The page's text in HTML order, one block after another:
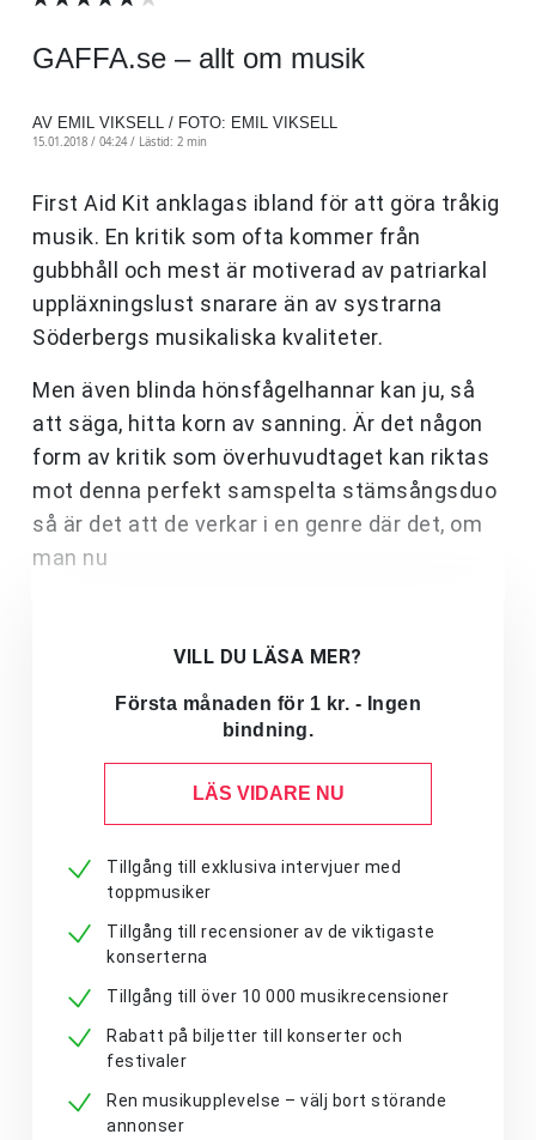
GAFFA.se – allt om musik
AV EMIL VIKSELL / FOTO: EMIL VIKSELL
15.01.2018 / 04:24 / Lästid: 2 min
First Aid Kit anklagas ibland för att göra tråkig
musik. En kritik som ofta kommer från
gubbhåll och mest är motiverad av patriarkal
uppläxningslust snarare än av systrarna
Söderbergs musikaliska kvaliteter.
Men även blinda hönsfågelhannar kan ju, så
att säga, hitta korn av sanning. Är det någon
form av kritik som överhuvudtaget kan riktas
mot denna perfekt samspelta stämsångsduo
så är det att de verkar i en genre där det, om
man nu
VILL DU LÄSA MER?
Första månaden för 1 kr. - Ingen
bindning.
LÄS VIDARE NU
Tillgång till exklusiva intervjuer med
toppmusiker
Tillgång till recensioner av de viktigaste
konserterna
Tillgång till över 10 000 musikrecensioner
Rabatt på biljetter till konserter och
festivaler
Ren musikupplevelse – välj bort störande
annonser